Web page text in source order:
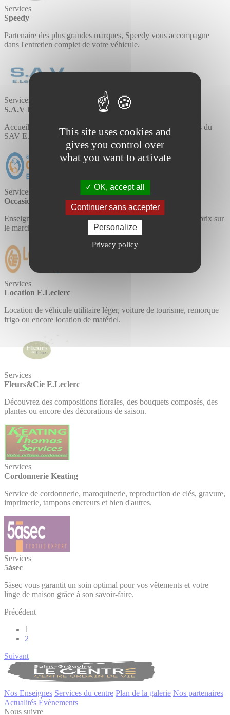
This site uses cookies and
gives you control over
what you want to activate
OK, accept all
Continuer sans accepter
Personalize
Privacy policy
Services
Speedy
Partenaire des plus grandes marques, Speedy vous accompagne
dans l'entretien complet de votre véhicule.
Services
S.A.V E.Leclerc
Accueil, garantie, livraison et réparation sont les maîtres mots du
SAV E.Leclerc du centre.
Services
Occasion E.Leclerc
Enseigne de concept d'achat revente de produits au meilleur prix sur
le marché de l'occasion.
Services
Location E.Leclerc
Location de véhicule utilitaire léger, voiture de tourisme, remorque
frigo ou encore location de matériel.
Services
Fleurs&Cie E.Leclerc
Découvrez des compositions florales, des bouquets composés, des
plantes ou encore des décorations de saison.
Services
Cordonnerie Keating
Service de cordonnerie, maroquinerie, reproduction de clés, gravure,
imprimerie, tampons encreurs et bien d'autres.
Services
5àsec
5àsec vous garantit un soin optimal pour vos vêtements et votre
linge de maison grâce à son savoir-faire.
Précédent
1
2
Suivant
Nos Enseignes Services du centre Plan de la galerie Nos partenaires
Actualités Évènements
Nous suivre